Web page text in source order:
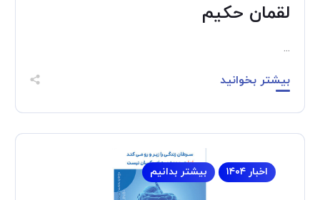
لقمان حکیم
...
بیشتر بخوانید
اخبار ۱۴۰۴ بیشتر بدانیم